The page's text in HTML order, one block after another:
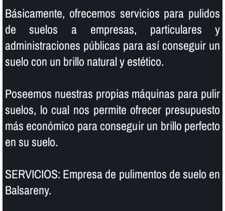
Básicamente, ofrecemos servicios para pulidos
de suelos a empresas, particulares y
administraciones públicas para así­ conseguir un
suelo con un brillo natural y estético.
Poseemos nuestras propias máquinas para pulir
suelos, lo cual nos permite ofrecer presupuesto
más económico para conseguir un brillo perfecto
en su suelo.
SERVICIOS: Empresa de pulimentos de suelo en
Balsareny.